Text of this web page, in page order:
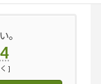
。
]